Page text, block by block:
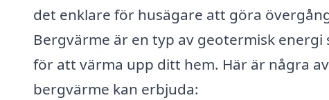
det enklare för husägare att göra
Bergvärme är en typ av geotermisk
för att värma upp ditt hem. Här är några
bergvärme kan erbjuda: